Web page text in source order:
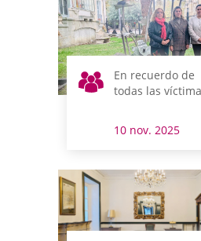
En recuerdo de
todas las
10 nov. 2025